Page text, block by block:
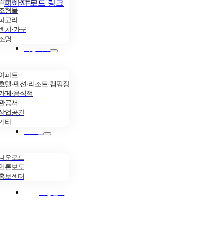
형물
고라
치·가구
명
파트
텔·펜션·리조트·캠핑장
페·음식점
공서
업공간
타
운로드
론보도
보센터
페이지 로드 링크